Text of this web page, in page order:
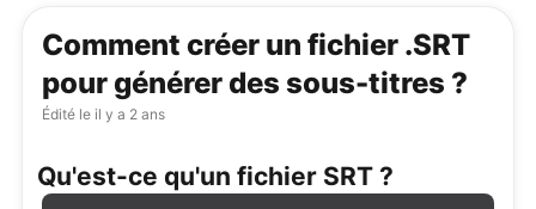
Comment créer un fichier .SRT
pour générer des sous-titres ?
Édité le il y a 2 ans
Qu'est-ce qu'un fichier SRT ?